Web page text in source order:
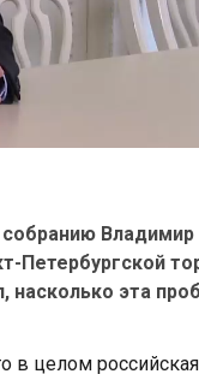
Владимир
Петербургской
эта
в целом